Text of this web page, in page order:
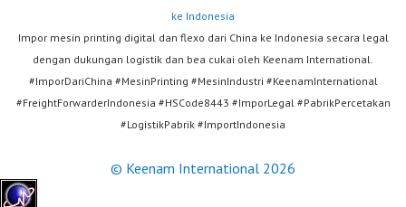
ke Indonesia
Impor mesin printing digital dan flexo dari China ke Indonesia secara legal
dengan dukungan logistik dan bea cukai oleh Keenam International.
#ImporDariChina #MesinPrinting #MesinIndustri #KeenamInternational
#FreightForwarderIndonesia #HSCode8443 #ImporLegal #PabrikPercetakan
#LogistikPabrik #ImportIndonesia
© Keenam International 2026